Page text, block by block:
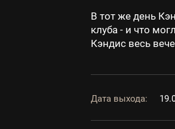
В тот же день
клуба - и что
Кэндис весь
Дата выхода: